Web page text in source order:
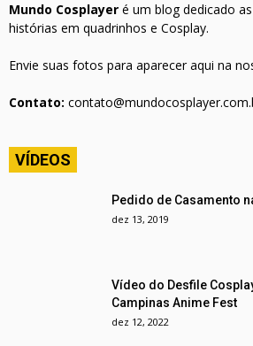
Mundo Cosplayer é um blog dedicado
histórias em quadrinhos e Cosplay.
Envie suas fotos para aparecer aqui na
Contato:
VÍDEOS
Pedido de Casamento
dez 13, 2019
Vídeo do Desfile
Campinas Anime Fest
dez 12, 2022